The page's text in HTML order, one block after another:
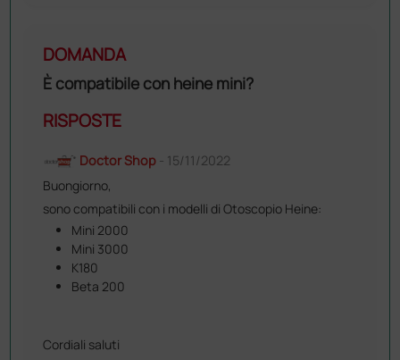
DOMANDA
È compatibile con heine mini?
RISPOSTE
Doctor Shop- 15/11/2022
Buongiorno,
sono compatibili con i modelli di Otoscopio Heine:
Mini 2000
Mini 3000
K180
Beta 200
Cordiali saluti